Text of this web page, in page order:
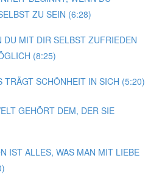
ZU SEIN (6:28)
DU MIT DIR SELBST ZUFRIEDEN
(8:25)
TRÄGT SCHÖNHEIT IN SICH (5:20)
GEHÖRT DEM, DER SIE
IST ALLES, WAS MAN MIT LIEBE